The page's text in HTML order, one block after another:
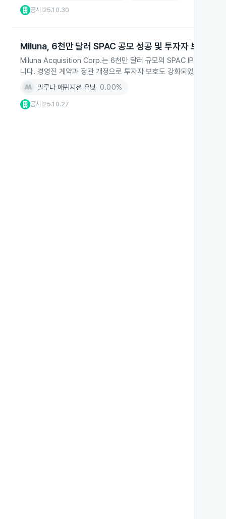
공시 25.10.30
Miluna, 6천만 달러 SPAC 공모 성공 및 투자자 보호 강화
Miluna Acquisition Corp.는 6천만 달러 규모의 SPAC IPO를 성공
니다. 경영진 계약과 정관 개정으로 투자자 보호도 강화되었습니다.
밀루나 애퀴지션 유닛 0.00%
공시 25.10.27